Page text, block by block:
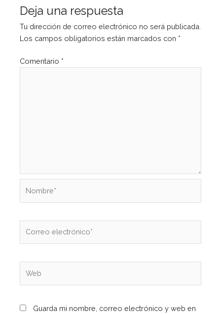
Deja una respuesta
Tu dirección de correo electrónico no será publicada.
Los campos obligatorios están marcados con *
Comentario *
Guarda mi nombre, correo electrónico y web en